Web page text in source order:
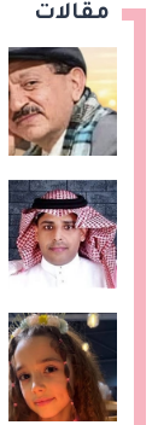
مقالات